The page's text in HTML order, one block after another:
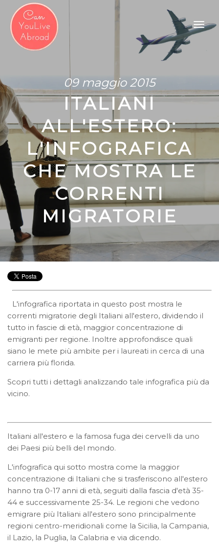
09 maggio 2015
ITALIANI
ALL'ESTERO:
L'INFOGRAFICA
CHE MOSTRA LE
CORRENTI
MIGRATORIE
L'infografica riportata in questo post mostra le
correnti migratorie degli Italiani all'estero, dividendo il
tutto in fascie di età, maggior concentrazione di
emigranti per regione. Inoltre approfondisce quali
siano le mete più ambite per i laureati in cerca di una
carriera più florida.
Scopri tutti i dettagli analizzando tale infografica più da
vicino.
Italiani all'estero e la famosa fuga dei cervelli da uno
dei Paesi più belli del mondo.
L'infografica qui sotto mostra come la maggior
concentrazione di Italiani che si trasferiscono all'estero
hanno tra 0-17 anni di età, seguiti dalla fascia d'età 35-
44 e successivamente 25-34. Le regioni che vedono
emigrare più Italiani all'estero sono principalmente
regioni centro-meridionali come la Sicilia, la Campania,
il Lazio, la Puglia, la Calabria e via dicendo.